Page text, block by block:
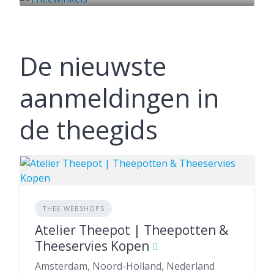
De nieuwste
aanmeldingen in
de theegids
THEE WEBSHOPS
Atelier Theepot | Theepotten &
Theeservies Kopen
Amsterdam, Noord-Holland, Nederland